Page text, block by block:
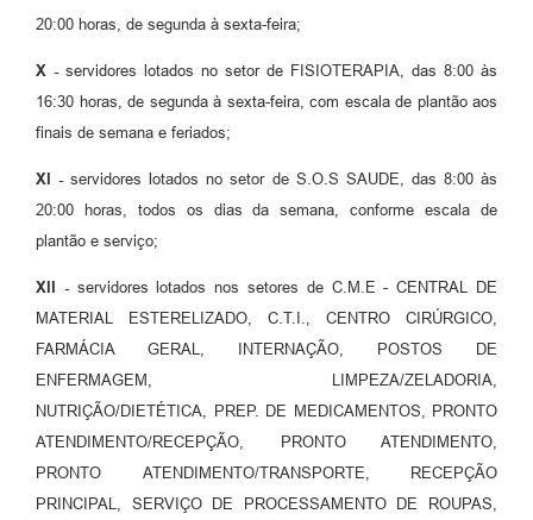
20:00 horas, de segunda à sexta-feira;
X - servidores lotados no setor de FISIOTERAPIA, das 8:00 às
16:30 horas, de segunda à sexta-feira, com escala de plantão aos
finais de semana e feriados;
XI -servidores lotados no setor de S.O.S SAUDE, das 8:00 às
20:00 horas, todos os dias da semana, conforme escala de
plantão e serviço;
XII - servidores lotados nos setores de C.M.E - CENTRAL DE
MATERIAL ESTERELIZADO, C.T.I., CENTRO CIRÚRGICO,
FARMÁCIA GERAL, INTERNAÇÃO, POSTOS DE
ENFERMAGEM, LIMPEZA/ZELADORIA,
NUTRIÇÃO/DIETÉTICA, PREP. DE MEDICAMENTOS, PRONTO
ATENDIMENTO/RECEPÇÃO, PRONTO ATENDIMENTO,
PRONTO
ATENDIMENTO/TRANSPORTE, RECEPÇÃO
PRINCIPAL, SERVIÇO DE PROCESSAMENTO DE ROUPAS,